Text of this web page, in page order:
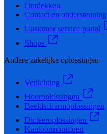
Ontdekken
Contact en ondersteuning
Customer service portal
Shops
Andere zakelijke oplossingen
Verlichting
Hooroplossingen
Beeldschermoplossingen
Dicteeroplossingen
Kantoormonitoren